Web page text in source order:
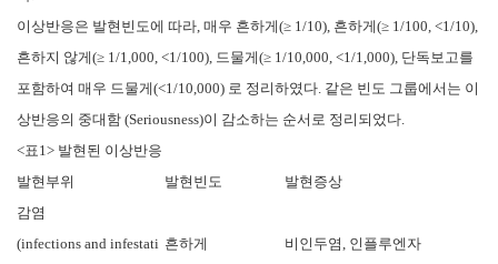
이상반응은 발현빈도에 따라, 매우 흔하게(≥ 1/10), 흔하게(≥ 1/100, <1/10),
흔하지 않게(≥ 1/1,000, <1/100), 드물게(≥ 1/10,000, <1/1,000), 단독보고를
포함하여 매우 드물게(<1/10,000) 로 정리하였다. 같은 빈도 그룹에서는 이
상반응의 중대함 (Seriousness)이 감소하는 순서로 정리되었다.
<표1> 발현된 이상반응
발현부위
발현빈도
발현증상
감염
(infections and infestati 흔하게 비인두염, 인플루엔자